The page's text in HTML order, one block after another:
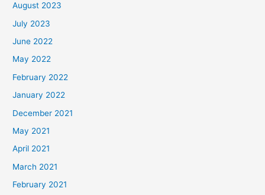
August 2023
July 2023
June 2022
May 2022
February 2022
January 2022
December 2021
May 2021
April 2021
March 2021
February 2021